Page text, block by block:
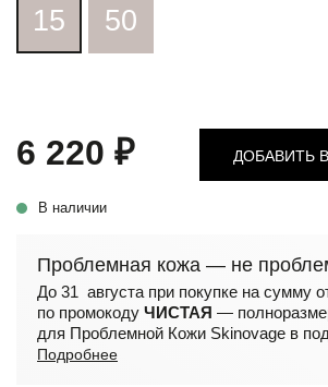
15 50
6 220 ₽
В наличии
ДОБАВИТЬ
Проблемная кожа — не
До 31 августа при покупке на сумму
по промокоду ЧИСТАЯ —
для Проблемной Кожи Skinovage в
Подробнее